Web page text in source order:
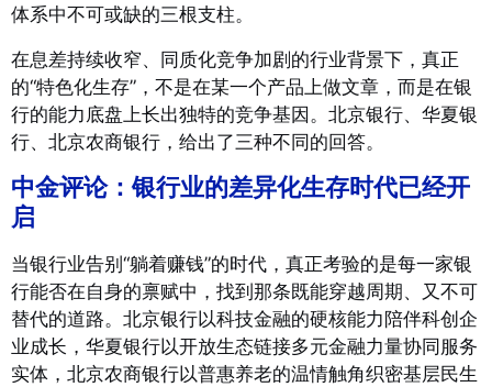
体系中不可或缺的三根支柱。
在息差持续收窄、同质化竞争加剧的行业背景下，真正
的“特色化生存”，不是在某一个产品上做文章，而是在银
行的能力底盘上长出独特的竞争基因。北京银行、华夏银
行、北京农商银行，给出了三种不同的回答。
中金评论：银行业的差异化生存时代已经开
启
当银行业告别“躺着赚钱”的时代，真正考验的是每一家银
行能否在自身的禀赋中，找到那条既能穿越周期、又不可
替代的道路。北京银行以科技金融的硬核能力陪伴科创企
业成长，华夏银行以开放生态链接多元金融力量协同服务
实体，北京农商银行以普惠养老的温情触角织密基层民生